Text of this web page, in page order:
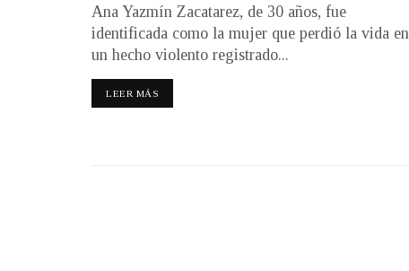
Ana Yazmín Zacatarez, de 30 años, fue
identificada como la mujer que perdió la vida en
un hecho violento registrado...
LEER MÁS